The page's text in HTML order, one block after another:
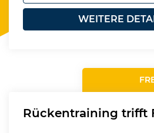
WEITERE
Rückentraining trifft